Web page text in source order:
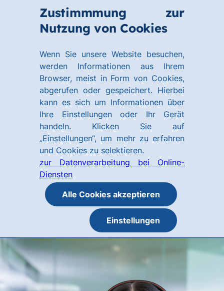
Zustimmmung zur
Nutzung von Cookies
Wenn Sie unsere Website besuchen,
werden Informationen aus Ihrem
Browser, meist in Form von Cookies,
abgerufen oder gespeichert. Hierbei
kann es sich um Informationen über
Ihre Einstellungen oder Ihr Gerät
handeln. Klicken Sie auf
„Einstellungen“, um mehr zu erfahren
und Cookies zu selektieren.
zur Datenverarbeitung bei Online-
Diensten
Alle Cookies akzeptieren
Einstellungen
Hauptinhalt